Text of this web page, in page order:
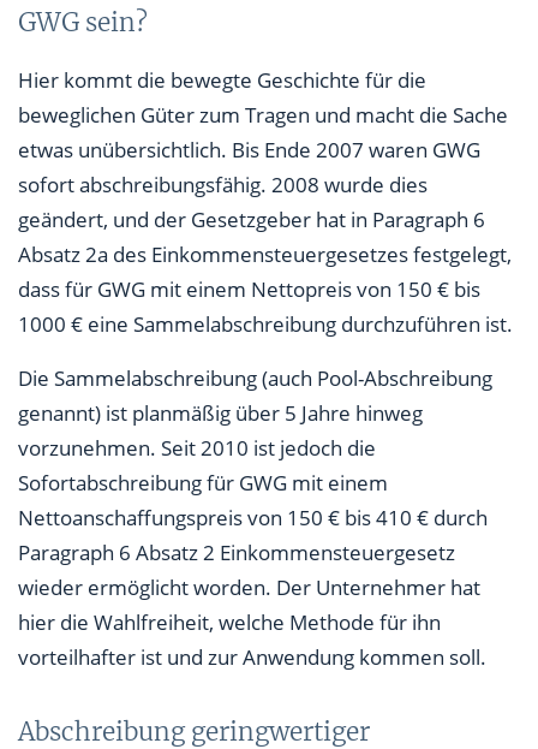
GWG sein?
Hier kommt die bewegte Geschichte für die
beweglichen Güter zum Tragen und macht die Sache
etwas unübersichtlich. Bis Ende 2007 waren GWG
sofort abschreibungsfähig. 2008 wurde dies
geändert, und der Gesetzgeber hat in Paragraph 6
Absatz 2a des Einkommensteuergesetzes festgelegt,
dass für GWG mit einem Nettopreis von 150 € bis
1000 € eine Sammelabschreibung durchzuführen ist.
Die Sammelabschreibung (auch Pool-Abschreibung
genannt) ist planmäßig über 5 Jahre hinweg
vorzunehmen. Seit 2010 ist jedoch die
Sofortabschreibung für GWG mit einem
Nettoanschaffungspreis von 150 € bis 410 € durch
Paragraph 6 Absatz 2 Einkommensteuergesetz
wieder ermöglicht worden. Der Unternehmer hat
hier die Wahlfreiheit, welche Methode für ihn
vorteilhafter ist und zur Anwendung kommen soll.
Abschreibung geringwertiger